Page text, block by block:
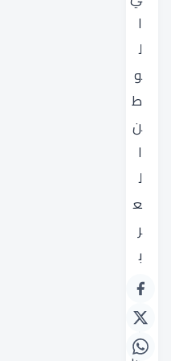
ا
ل
و
ط
ن
ا
ل
ع
ر
ب
ي
.
ت